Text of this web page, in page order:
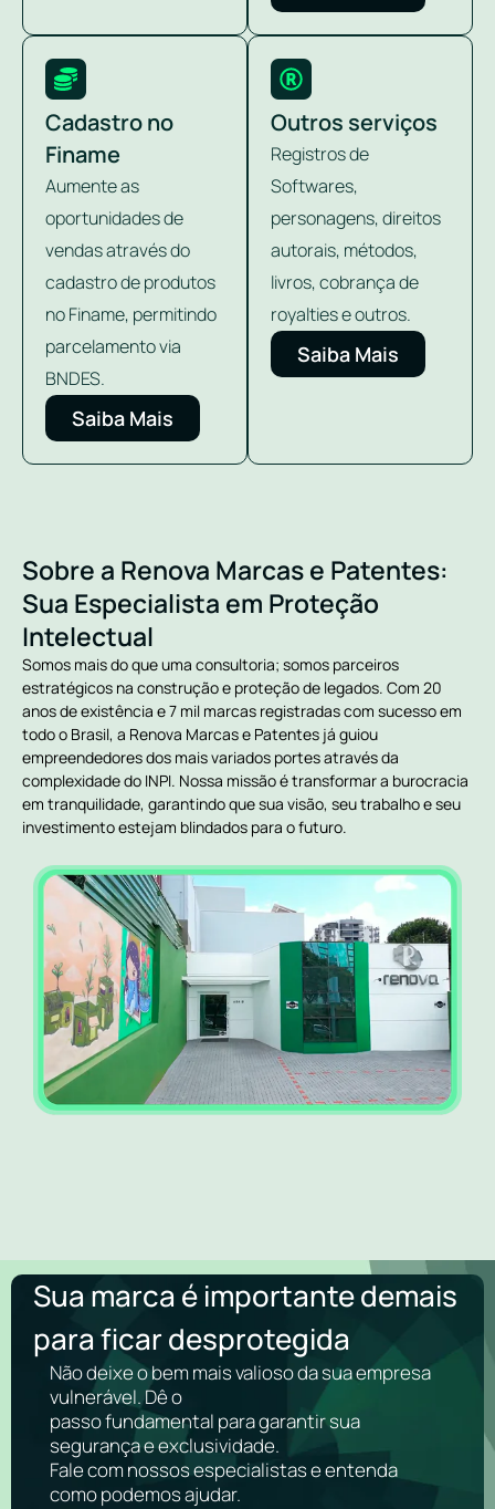
Cadastro no
Finame
Aumente as
oportunidades de
vendas através do
cadastro de produtos
no Finame, permitindo
parcelamento via
BNDES.
Saiba Mais
Outros serviços
Registros de
Softwares,
personagens, direitos
autorais, métodos,
livros, cobrança de
royalties e outros.
Saiba Mais
Sobre a Renova Marcas e Patentes:
Sua Especialista em Proteção
Intelectual
Somos mais do que uma consultoria; somos parceiros
estratégicos na construção e proteção de legados. Com 20
anos de existência e 7 mil marcas registradas com sucesso em
todo o Brasil, a Renova Marcas e Patentes já guiou
empreendedores dos mais variados portes através da
complexidade do INPI. Nossa missão é transformar a burocracia
em tranquilidade, garantindo que sua visão, seu trabalho e seu
investimento estejam blindados para o futuro.
Sua marca é importante demais
para ficar desprotegida
Não deixe o bem mais valioso da sua empresa
vulnerável. Dê o
passo fundamental para garantir sua
segurança e exclusividade.
Fale com nossos especialistas e entenda
como podemos ajudar.